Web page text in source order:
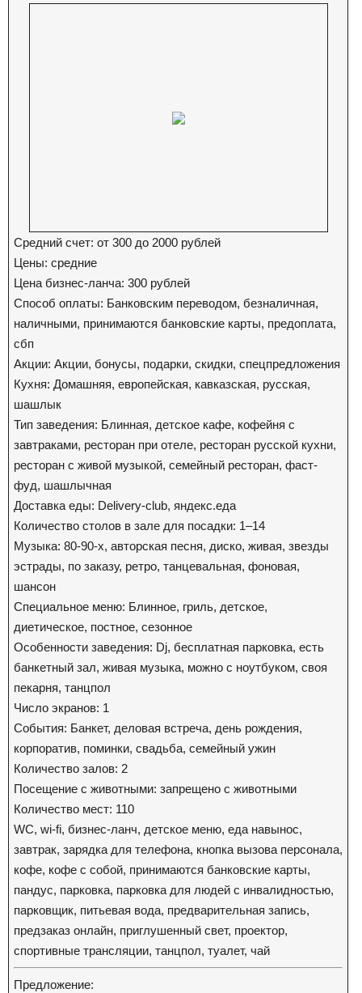
Средний счет: от 300 до 2000 рублей
Цены: средние
Цена бизнес-ланча: 300 рублей
Способ оплаты: Банковским переводом, безналичная,
наличными, принимаются банковские карты, предоплата,
сбп
Акции: Акции, бонусы, подарки, скидки, спецпредложения
Кухня: Домашняя, европейская, кавказская, русская,
шашлык
Тип заведения: Блинная, детское кафе, кофейня с
завтраками, ресторан при отеле, ресторан русской кухни,
ресторан с живой музыкой, семейный ресторан, фаст-
фуд, шашлычная
Доставка еды: Delivery-club, яндекс.еда
Количество столов в зале для посадки: 1–14
Музыка: 80-90-х, авторская песня, диско, живая, звезды
эстрады, по заказу, ретро, танцевальная, фоновая,
шансон
Специальное меню: Блинное, гриль, детское,
диетическое, постное, сезонное
Особенности заведения: Dj, бесплатная парковка, есть
банкетный зал, живая музыка, можно с ноутбуком, своя
пекарня, танцпол
Число экранов: 1
События: Банкет, деловая встреча, день рождения,
корпоратив, поминки, свадьба, семейный ужин
Количество залов: 2
Посещение с животными: запрещено с животными
Количество мест: 110
WC, wi-fi, бизнес-ланч, детское меню, еда навынос,
завтрак, зарядка для телефона, кнопка вызова персонала,
кофе, кофе с собой, принимаются банковские карты,
пандус, парковка, парковка для людей с инвалидностью,
парковщик, питьевая вода, предварительная запись,
предзаказ онлайн, приглушенный свет, проектор,
спортивные трансляции, танцпол, туалет, чай
Предложение: